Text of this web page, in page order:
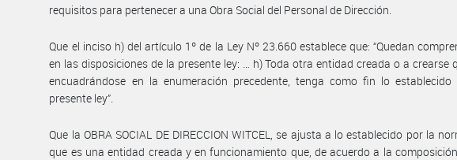
requisitos para pertenecer a una Obra Social del Personal de Dirección.
Que el inciso h) del artículo 1º de la Ley Nº 23.660 establece que: “Quedan
en las disposiciones de la presente ley: … h) Toda otra entidad creada o a crearse
encuadrándose en la enumeración precedente, tenga como fin lo
presente ley”.
Que la OBRA SOCIAL DE DIRECCION WITCEL, se ajusta a lo establecido por la
que es una entidad creada y en funcionamiento que, de acuerdo a la